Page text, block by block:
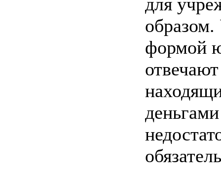
формой